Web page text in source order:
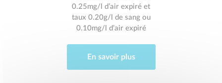
0.25mg/l d’air expiré et
taux 0.20g/l de sang ou
0.10mg/l d’air expiré
En savoir plus